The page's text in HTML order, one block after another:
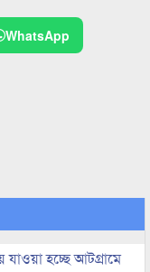
WhatsApp
হচ্ছে আটগ্রামে